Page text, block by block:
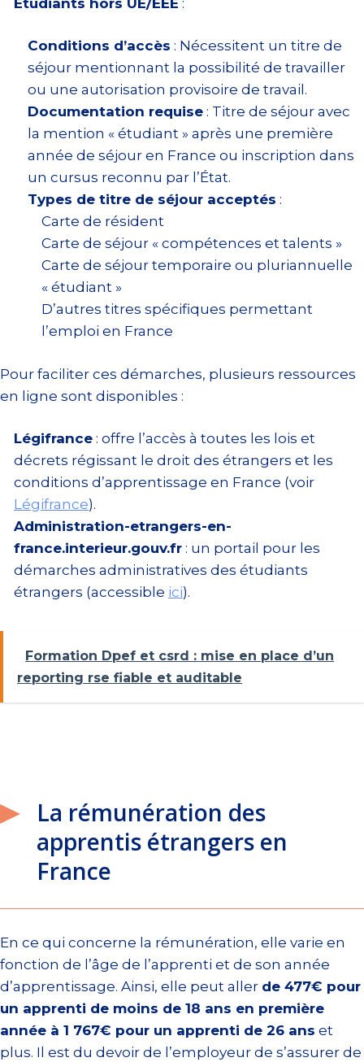
Conditions d’accès : Nécessitent un titre de
séjour mentionnant la possibilité de travailler
ou une autorisation provisoire de travail.
Documentation requise : Titre de séjour avec
la mention « étudiant » après une première
année de séjour en France ou inscription dans
un cursus reconnu par l’État.
Types de titre de séjour acceptés :
Carte de résident
Carte de séjour « compétences et talents »
Carte de séjour temporaire ou pluriannuelle
« étudiant »
D’autres titres spécifiques permettant
l’emploi en France
Pour faciliter ces démarches, plusieurs ressources
en ligne sont disponibles :
Légifrance : offre l’accès à toutes les lois et
décrets régissant le droit des étrangers et les
conditions d’apprentissage en France (voir
Légifrance).
Administration-etrangers-en-
france.interieur.gouv.fr : un portail pour les
démarches administratives des étudiants
étrangers (accessible ici).
Formation Dpef et csrd : mise en place d’un
reporting rse fiable et auditable
La rémunération des
apprentis étrangers en
France
En ce qui concerne la rémunération, elle varie en
fonction de l’âge de l’apprenti et de son année
d’apprentissage. Ainsi, elle peut aller de 477€ pour
un apprenti de moins de 18 ans en première
année à 1 767€ pour un apprenti de 26 ans et
plus. Il est du devoir de l’employeur de s’assurer de